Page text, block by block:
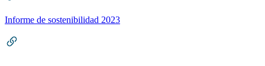
Informe de sostenibilidad 2023